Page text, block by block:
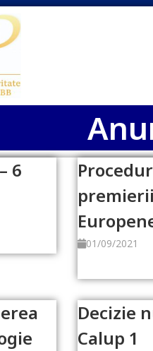
6
01/09/2021
Decizie
Calup 1